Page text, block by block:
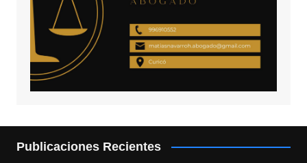
Publicaciones Recientes